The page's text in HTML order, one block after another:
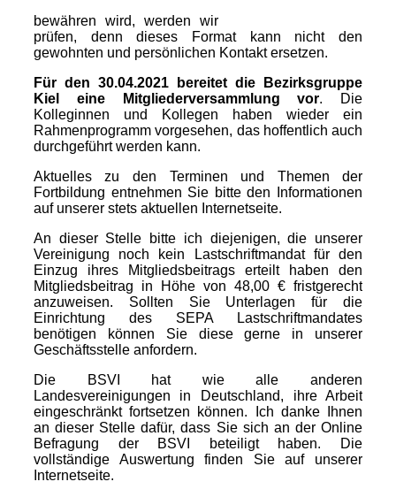
bewähren wird, werden wir
prüfen, denn dieses Format kann nicht den
gewohnten und persönlichen Kontakt ersetzen.
Für den 30.04.2021 bereitet die Bezirksgruppe
Kiel eine Mitgliederversammlung vor. Die
Kolleginnen und Kollegen haben wieder ein
Rahmenprogramm vorgesehen, das hoffentlich auch
durchgeführt werden kann.
Aktuelles zu den Terminen und Themen der
Fortbildung entnehmen Sie bitte den Informationen
auf unserer stets aktuellen Internetseite.
An dieser Stelle bitte ich diejenigen, die unserer
Vereinigung noch kein Lastschriftmandat für den
Einzug ihres Mitgliedsbeitrags erteilt haben den
Mitgliedsbeitrag in Höhe von 48,00 € fristgerecht
anzuweisen. Sollten Sie Unterlagen für die
Einrichtung des SEPA Lastschriftmandates
benötigen können Sie diese gerne in unserer
Geschäftsstelle anfordern.
Die BSVI hat wie alle anderen
Landesvereinigungen in Deutschland, ihre Arbeit
eingeschränkt fortsetzen können. Ich danke Ihnen
an dieser Stelle dafür, dass Sie sich an der Online
Befragung der BSVI beteiligt haben. Die
vollständige Auswertung finden Sie auf unserer
Internetseite.